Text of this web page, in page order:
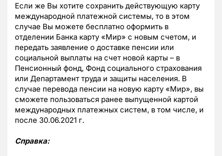
Если же Вы хотите сохранить действующую карту
международной платежной системы, то в этом
случае Вы можете бесплатно оформить в
отделении Банка карту «Мир» с новым счетом, и
передать заявление о доставке пенсии или
социальной выплаты на счет новой карты – в
Пенсионный фонд, Фонд социального страхования
или Департамент труда и защиты населения. В
случае перевода пенсии на новую карту «Мир», вы
сможете пользоваться ранее выпущенной картой
международных платежных систем, в том числе, и
после 30.06.2021 г.
Справка: